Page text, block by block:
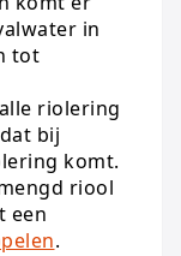
in
tot
riolering
bij
komt.
riool
een
.